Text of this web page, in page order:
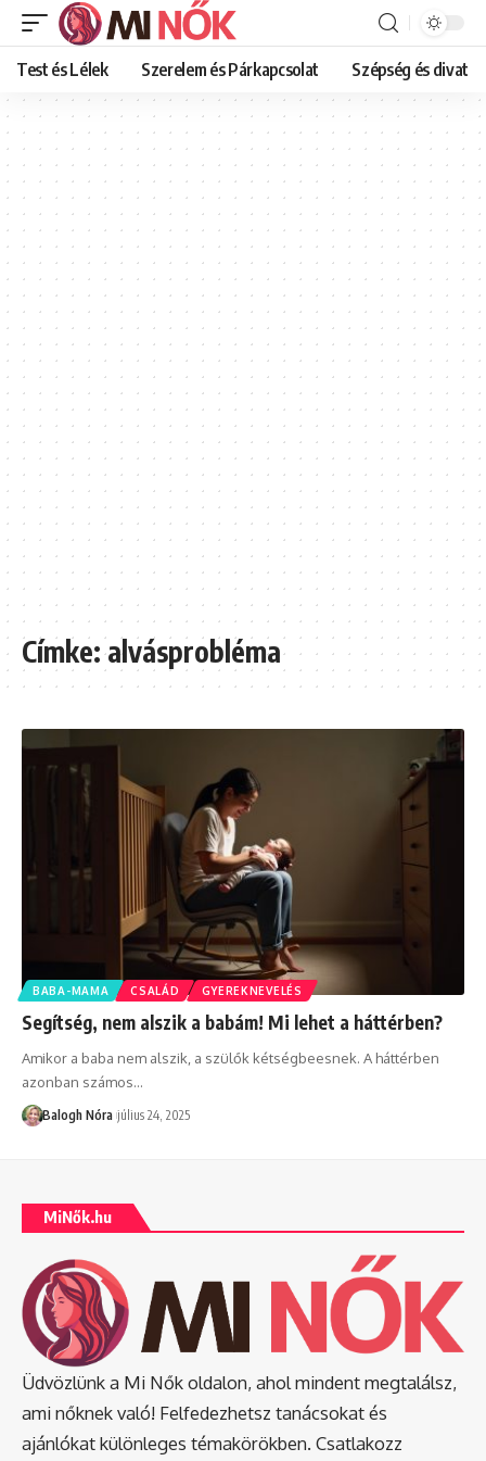
Test és Lélek Szerelem és Párkapcsolat Szépség és divat
Címke:alvásprobléma
BABA-MAMA CSALÁD GYEREKNEVELÉS
Segítség, nem alszik a babám! Mi lehet a háttérben?
Amikor a baba nem alszik, a szülők kétségbeesnek. A háttérben
azonban számos…
Balogh Nóra július 24, 2025
MiNők.hu
Üdvözlünk a Mi Nők oldalon, ahol mindent megtalálsz,
ami nőknek való! Felfedezhetsz tanácsokat és
ajánlókat különleges témakörökben. Csatlakozz